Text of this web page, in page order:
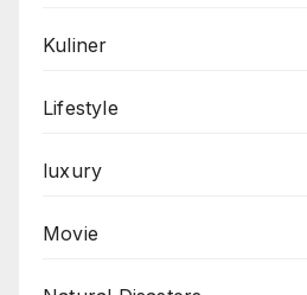
Kuliner
Lifestyle
luxury
Movie